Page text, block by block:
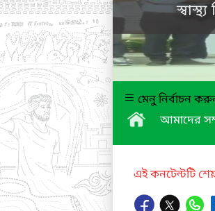
মেনু নির্বাচন
আমাদের
এই কনটেন্টটি